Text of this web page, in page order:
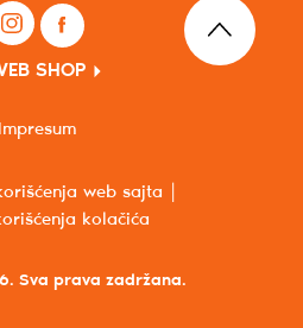
SHOP
Sva prava zadržana.
web sajta
kolačića
Impresum